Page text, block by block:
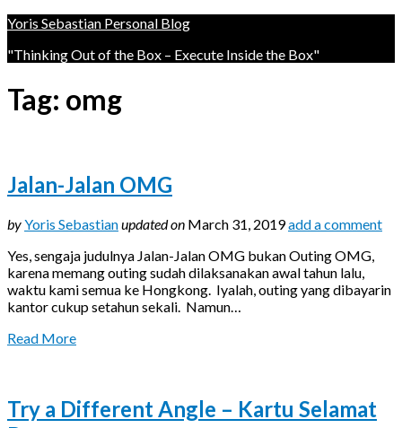
Yoris Sebastian Personal Blog
"Thinking Out of the Box – Execute Inside the Box"
Tag: omg
Jalan-Jalan OMG
byYoris Sebastianupdated on March 31, 2019add a comment
Yes, sengaja judulnya Jalan-Jalan OMG bukan Outing OMG,
karena memang outing sudah dilaksanakan awal tahun lalu,
waktu kami semua ke Hongkong. Iyalah, outing yang dibayarin
kantor cukup setahun sekali. Namun…
Read More
Try a Different Angle – Kartu Selamat